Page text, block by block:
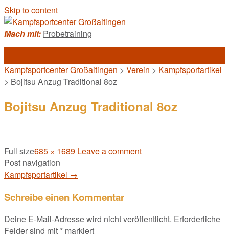
Skip to content
Mach mit: Probetraining
Kampfsportcenter Großaitingen > Verein > Kampfsportartikel
> Bojitsu Anzug Traditional 8oz
Bojitsu Anzug Traditional 8oz
Full size685 × 1689 Leave a comment
Post navigation
Kampfsportartikel →
Schreibe einen Kommentar
Deine E-Mail-Adresse wird nicht veröffentlicht. Erforderliche
Felder sind mit * markiert